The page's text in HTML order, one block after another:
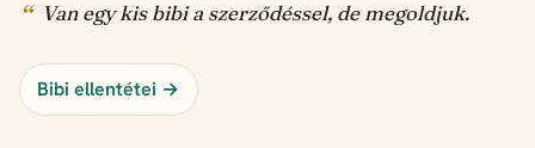
Van egy kis bibi a szerződéssel, de megoldjuk.
Bibi ellentétei →